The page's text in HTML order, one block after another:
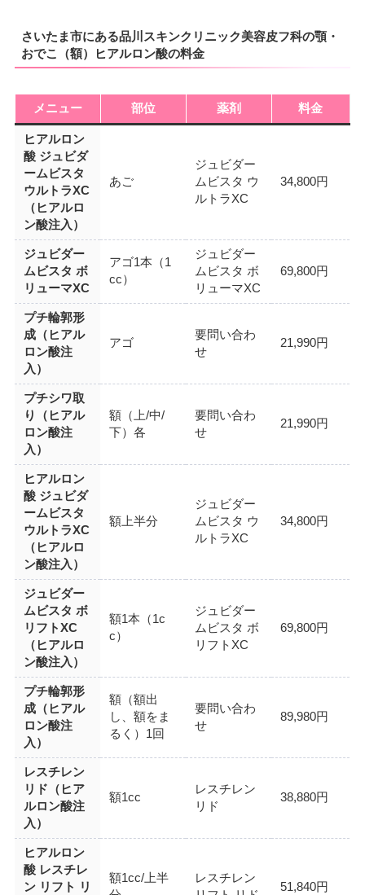
さいたま市にある品川スキンクリニック美容皮フ科の顎・
おでこ（額）ヒアルロン酸の料金
メニュー 部位 薬剤 料金
ヒアルロン
酸 ジュビダ
ームビスタ
ウルトラXC
（ヒアルロ
ン酸注入）
あご
ジュビダー
ムビスタ ウ
ルトラXC
34,800円
ジュビダー
ムビスタ ボ
リューマXC
アゴ1本（1
cc）
ジュビダー
ムビスタ ボ
リューマXC
69,800円
プチ輪郭形
成（ヒアル
ロン酸注
入）
アゴ
要問い合わ
せ
21,990円
プチシワ取
り（ヒアル
ロン酸注
入）
額（上/中/
下）各
要問い合わ
せ
21,990円
ヒアルロン
酸 ジュビダ
ームビスタ
ウルトラXC
（ヒアルロ
ン酸注入）
額上半分
ジュビダー
ムビスタ ウ
ルトラXC
34,800円
ジュビダー
ムビスタ ボ
リフトXC
（ヒアルロ
ン酸注入）
額1本（1c
c）
ジュビダー
ムビスタ ボ
リフトXC
69,800円
プチ輪郭形
成（ヒアル
ロン酸注
入）
額（額出
し、額をま
るく）1回
要問い合わ
せ
89,980円
レスチレン
リド（ヒア
ルロン酸注
入）
額1cc
レスチレン
リド
38,880円
ヒアルロン
酸 レスチレ
ン リフト リ
額1cc/上半
レスチレン
51,840円